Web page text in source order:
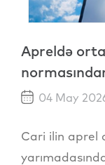
Apreldə
04 May
Cari ilin aprel